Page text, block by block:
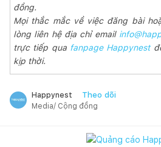
đồng.
Mọi thắc mắc về việc đăng bài
lòng liên hệ địa chỉ email
trực tiếp qua fanpage Happynest
kịp thời.
Happynest Theo dõi
Media/ Cộng đồng